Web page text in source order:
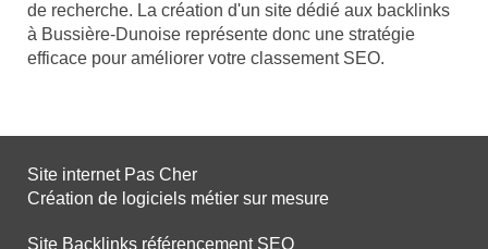
de recherche. La création d'un site dédié aux backlinks
à Bussière-Dunoise représente donc une stratégie
efficace pour améliorer votre classement SEO.
Site internet Pas Cher
Création de logiciels métier sur mesure
Site Backlinks référencement SEO